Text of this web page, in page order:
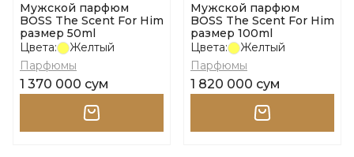
Мужской парфюм
BOSS The Scent For Him
размер 50ml
Цвета:
Желтый
Парфюмы
1 370 000 сум
Мужской парфюм
BOSS The Scent For Him
размер 100ml
Цвета:
Желтый
Парфюмы
1 820 000 сум